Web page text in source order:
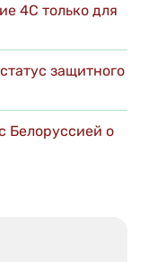
4C только для
защитного
Белоруссией о